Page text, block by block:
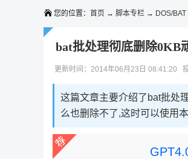
您的位置： 首页 → 脚本专栏 → DOS/BAT
bat批处理彻底删除0KB
更新时间：2014年06月23日 08:41:20
这篇文章主要介绍了bat批处
么也删除不了,这时可以使用